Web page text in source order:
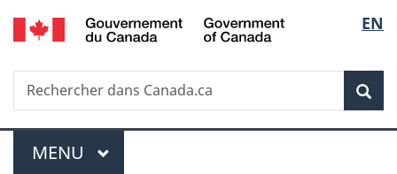
Passer
au
principal
Passer
à
Au
du
Passer
à
version
simplifiée
de
la
EN
Recherche
Rechercher
dans
Menu
MENU PRINCIPAL